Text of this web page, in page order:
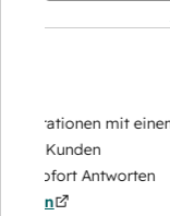
mit einem
Kunden
Antworten